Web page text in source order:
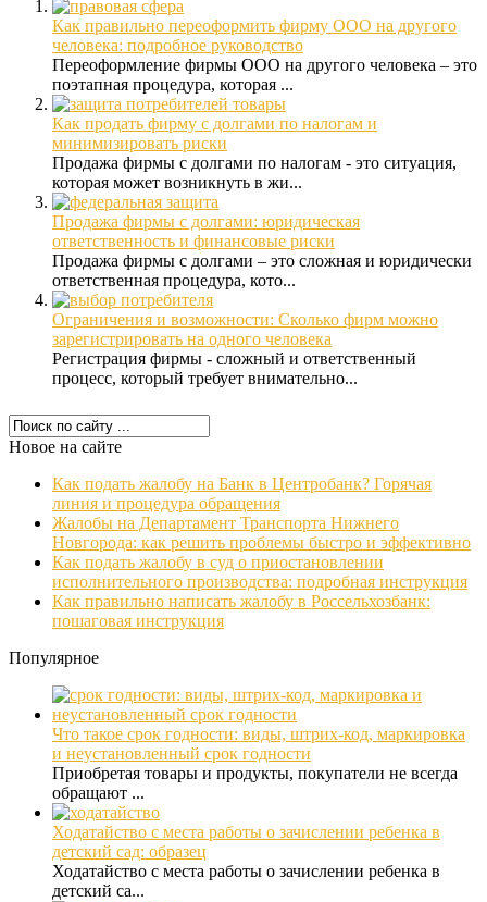
Как правильно переоформить фирму ООО на другого
человека: подробное руководство
Переоформление фирмы ООО на другого человека – это
поэтапная процедура, которая ...
Как продать фирму с долгами по налогам и
минимизировать риски
Продажа фирмы с долгами по налогам - это ситуация,
которая может возникнуть в жи...
Продажа фирмы с долгами: юридическая
ответственность и финансовые риски
Продажа фирмы с долгами – это сложная и юридически
ответственная процедура, кото...
Ограничения и возможности: Сколько фирм можно
зарегистрировать на одного человека
Регистрация фирмы - сложный и ответственный
процесс, который требует внимательно...
Новое на сайте
Как подать жалобу на Банк в Центробанк? Горячая
линия и процедура обращения
Жалобы на Департамент Транспорта Нижнего
Новгорода: как решить проблемы быстро и эффективно
Как подать жалобу в суд о приостановлении
исполнительного производства: подробная инструкция
Как правильно написать жалобу в Россельхозбанк:
пошаговая инструкция
Популярное
Что такое срок годности: виды, штрих-код, маркировка
и неустановленный срок годности
Приобретая товары и продукты, покупатели не всегда
обращают ...
Ходатайство с места работы о зачислении ребенка в
детский сад: образец
Ходатайство с места работы о зачислении ребенка в
детский са...